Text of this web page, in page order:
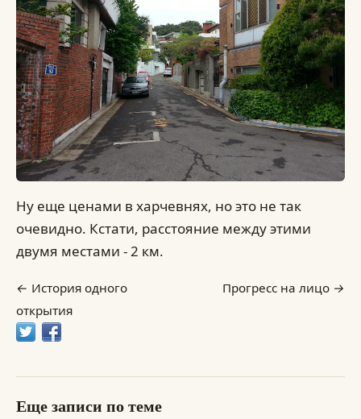
Ну еще ценами в харчевнях, но это не так
очевидно. Кстати, расстояние между этими
двумя местами - 2 км.
История одного
открытия
Прогресс на лицо
Еще записи по теме